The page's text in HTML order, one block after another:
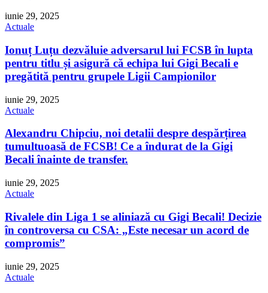
iunie 29, 2025
Actuale
Ionuț Luțu dezvăluie adversarul lui FCSB în lupta
pentru titlu și asigură că echipa lui Gigi Becali e
pregătită pentru grupele Ligii Campionilor
iunie 29, 2025
Actuale
Alexandru Chipciu, noi detalii despre despărțirea
tumultuoasă de FCSB! Ce a îndurat de la Gigi
Becali înainte de transfer.
iunie 29, 2025
Actuale
Rivalele din Liga 1 se aliniază cu Gigi Becali! Decizie
în controversa cu CSA: „Este necesar un acord de
compromis”
iunie 29, 2025
Actuale